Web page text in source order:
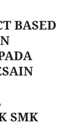
BASED
SMK